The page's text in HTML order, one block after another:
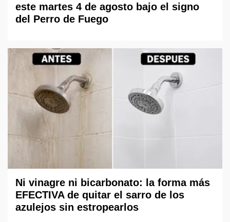
este martes 4 de agosto bajo el signo
del Perro de Fuego
Ni vinagre ni bicarbonato: la forma más
EFECTIVA de quitar el sarro de los
azulejos sin estropearlos